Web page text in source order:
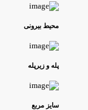
محیط بیرونی
پله و زیرپله
سایز مربع